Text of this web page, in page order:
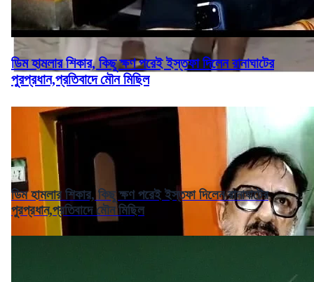
ডিম হামলার শিকার, কিছু ক্ষণ পরেই ইস্তফা দিলেন রানাঘাটের
পুরপ্রধান,প্রতিবাদে মৌন মিছিল
ডিম হামলার শিকার, কিছু ক্ষণ পরেই ইস্তফা দিলেন রানাঘাটের
পুরপ্রধান,প্রতিবাদে মৌন মিছিল